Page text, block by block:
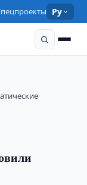
Ру